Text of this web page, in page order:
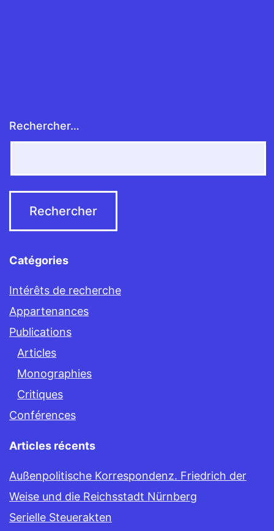
Rechercher…
Catégories
Intérêts de recherche
Appartenances
Publications
Articles
Monographies
Critiques
Conférences
Articles récents
Außenpolitische Korrespondenz. Friedrich der
Weise und die Reichsstadt Nürnberg
Serielle Steuerakten